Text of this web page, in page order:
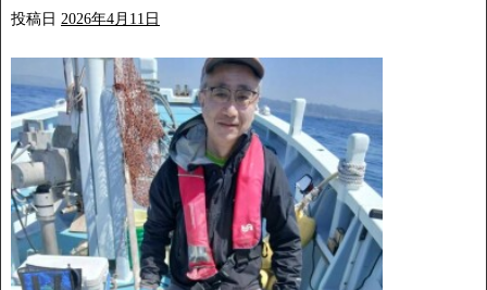
投稿日 2026年4月11日